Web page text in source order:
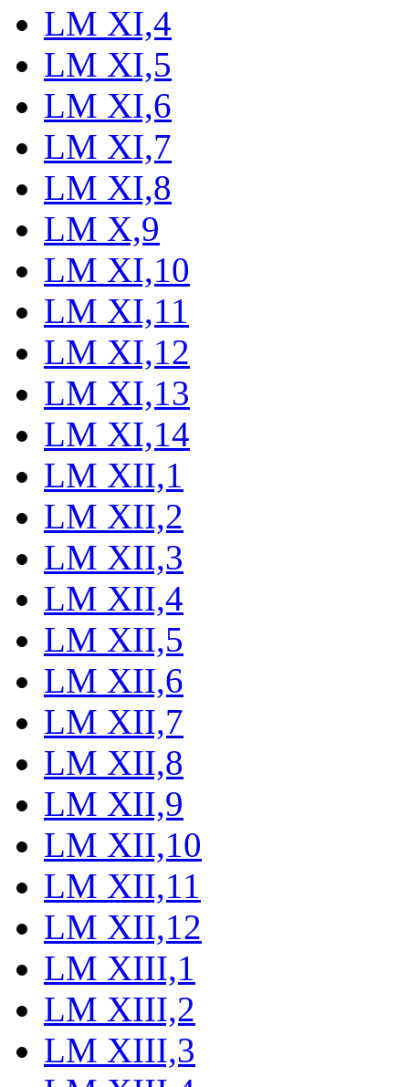
LM XI,4
LM XI,5
LM XI,6
LM XI,7
LM XI,8
LM X,9
LM XI,10
LM XI,11
LM XI,12
LM XI,13
LM XI,14
LM XII,1
LM XII,2
LM XII,3
LM XII,4
LM XII,5
LM XII,6
LM XII,7
LM XII,8
LM XII,9
LM XII,10
LM XII,11
LM XII,12
LM XIII,1
LM XIII,2
LM XIII,3